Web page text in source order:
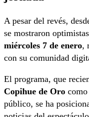
A pesar del revés,
se mostraron
miércoles 7 de enero,
con su comunidad
El programa, que
Copihue de Oro
público, se ha